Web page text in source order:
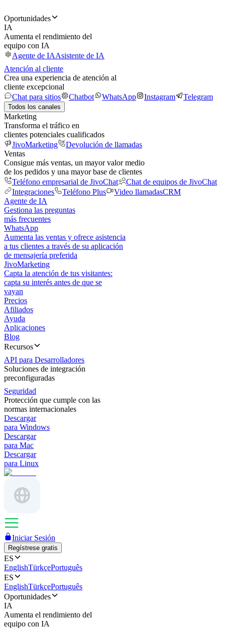
Oportunidades
IA
Aumenta el rendimiento del
equipo con IA
Agente de IAAsistente de IA
Atención al cliente
Crea una experiencia de atención al
cliente excepcional
Chat para sitios
Chatbot WhatsApp Instagram Telegram
Todos los canales
Marketing
Transforma el tráfico en
clientes potenciales cualificados
JivoMarketing
Devolución de llamadas
Ventas
Consigue más ventas, un mayor valor medio
de los pedidos y una mayor base de clientes
Teléfono empresarial de JivoChat
Chat de equipos de JivoChat
Integraciones
Teléfono Plus Video llamadasCRM
Agente de IA
Gestiona las preguntas
más frecuentes
WhatsApp
Aumenta las ventas y ofrece asistencia
a tus clientes a través de su aplicación
de mensajería preferida
JivoMarketing
Capta la atención de tus visitantes:
capta su interés antes de que se
vayan
Precios
Afiliados
Ayuda
Aplicaciones
Blog
Recursos
API para Desarrolladores
Soluciones de integración
preconfiguradas
Seguridad
Protección que cumple con las
normas internacionales
Descargar
para Windows
Descargar
para Mac
Descargar
para Linux
Iniciar Sesión
Regístrese gratis
ES
EnglishTürkçePortuguês
ES
EnglishTürkçePortuguês
Oportunidades
IA
Aumenta el rendimiento del
equipo con IA